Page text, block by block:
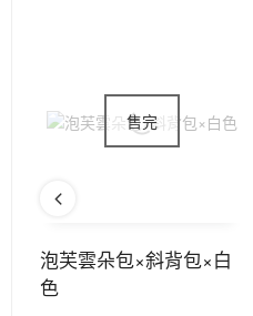
泡芙雲朵包×斜背包×白
色